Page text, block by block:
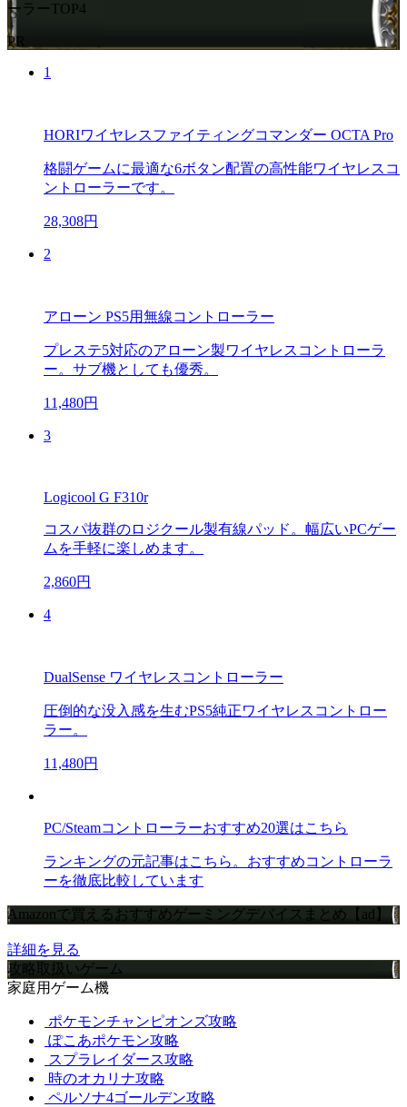
ーラーTOP4
PR
1
HORIワイヤレスファイティングコマンダー OCTA Pro
格闘ゲームに最適な6ボタン配置の高性能ワイヤレスコ
ントローラーです。
28,308円
2
アローン PS5用無線コントローラー
プレステ5対応のアローン製ワイヤレスコントローラ
ー。サブ機としても優秀。
11,480円
3
Logicool G F310r
コスパ抜群のロジクール製有線パッド。幅広いPCゲー
ムを手軽に楽しめます。
2,860円
4
DualSense ワイヤレスコントローラー
圧倒的な没入感を生むPS5純正ワイヤレスコントロー
ラー。
11,480円
PC/Steamコントローラーおすすめ20選はこちら
ランキングの元記事はこちら。おすすめコントローラ
ーを徹底比較しています
Amazonで買えるおすすめゲーミングデバイスまとめ【ad】
詳細を見る
攻略取扱いゲーム
家庭用ゲーム機
ポケモンチャンピオンズ攻略
ぽこあポケモン攻略
スプラレイダース攻略
時のオカリナ攻略
ペルソナ4ゴールデン攻略